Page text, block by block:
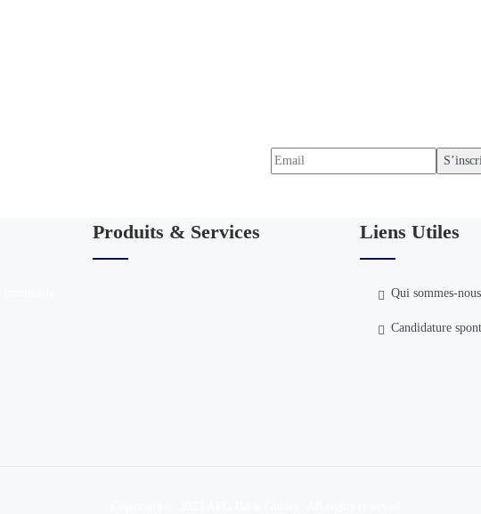
Produits & Services Liens Utiles
Qui sommes-nous
Candidature